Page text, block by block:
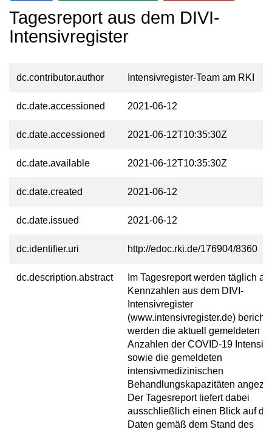
Tagesreport aus dem DIVI-
Intensivregister
dc.contributor.author Intensivregister-Team am RKI
dc.date.accessioned 2021-06-12
dc.date.accessioned 2021-06-12T10:35:30Z
dc.date.available 2021-06-12T10:35:30Z
dc.date.created 2021-06-12
dc.date.issued 2021-06-12
dc.identifier.uri http://edoc.rki.de/176904/8360
dc.description.abstract
Im Tagesreport werden täglich
Kennzahlen aus dem DIVI-
Intensivregister
(www.intensivregister.de)
werden die aktuell gemeldeten
Anzahlen der COVID-19
sowie die gemeldeten
intensivmedizinischen
Behandlungskapazitäten
Der Tagesreport liefert dabei
ausschließlich einen Blick auf die
Daten gemäß dem Stand des